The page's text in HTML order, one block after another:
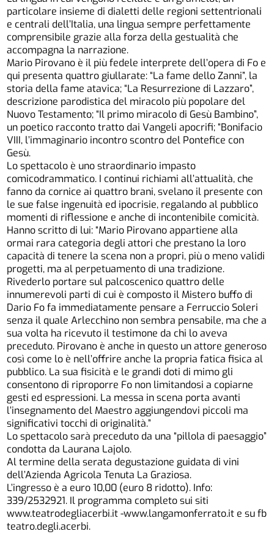
particolare insieme di dialetti delle regioni settentrionali
e centrali dell’Italia, una lingua sempre perfettamente
comprensibile grazie alla forza della gestualità che
accompagna la narrazione.
Mario Pirovano è il più fedele interprete dell’opera di Fo e
qui presenta quattro giullarate: “La fame dello Zanni”, la
storia della fame atavica; “La Resurrezione di Lazzaro”,
descrizione parodistica del miracolo più popolare del
Nuovo Testamento; “Il primo miracolo di Gesù Bambino”,
un poetico racconto tratto dai Vangeli apocrifi; “Bonifacio
VIII, l’immaginario incontro scontro del Pontefice con
Gesù.
Lo spettacolo è uno straordinario impasto
comicodrammatico. I continui richiami all’attualità, che
fanno da cornice ai quattro brani, svelano il presente con
le sue false ingenuità ed ipocrisie, regalando al pubblico
momenti di riflessione e anche di incontenibile comicità.
Hanno scritto di lui: “Mario Pirovano appartiene alla
ormai rara categoria degli attori che prestano la loro
capacità di tenere la scena non a propri, più o meno validi
progetti, ma al perpetuamento di una tradizione.
Rivederlo portare sul palcoscenico quattro delle
innumerevoli parti di cui è composto il Mistero buffo di
Dario Fo fa immediatamente pensare a Ferruccio Soleri
senza il quale Arlecchino non sembra pensabile, ma che a
sua volta ha ricevuto il testimone da chi lo aveva
preceduto. Pirovano è anche in questo un attore generoso
così come lo è nell’offrire anche la propria fatica fisica al
pubblico. La sua fisicità e le grandi doti di mimo gli
consentono di riproporre Fo non limitandosi a copiarne
gesti ed espressioni. La messa in scena porta avanti
l’insegnamento del Maestro aggiungendovi piccoli ma
significativi tocchi di originalità.”
Lo spettacolo sarà preceduto da una “pillola di paesaggio”
condotta da Laurana Lajolo.
Al termine della serata degustazione guidata di vini
dell’Azienda Agricola Tenuta La Graziosa.
L’ingresso è a euro 10,00 (euro 8 ridotto). Info:
339/2532921. Il programma completo sui siti
www.teatrodegliacerbi.it -www.langamonferrato.it e su fb
teatro.degli.acerbi.